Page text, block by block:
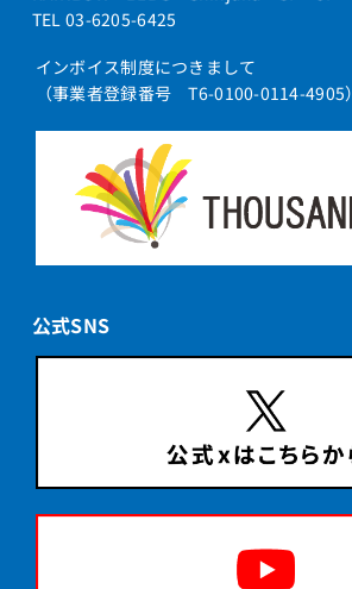
TEL 03-6205-6425
インボイス制度につきまして
（事業者登録番号 T6-0100-0114-4905）
公式SNS